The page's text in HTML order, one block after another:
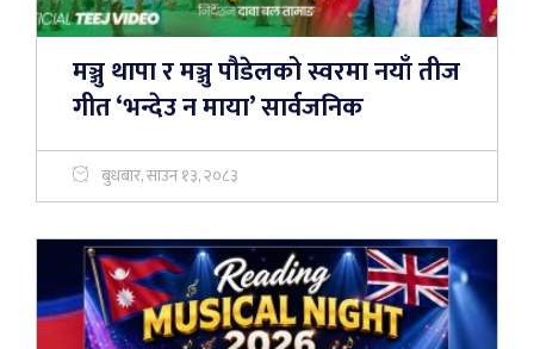
मञ्जु थापा र मञ्जु पौडेलको स्वरमा नयाँ तीज
गीत ‘भन्देउ न माया’ सार्वजनिक
बुधबार, साउन १३, २०८३